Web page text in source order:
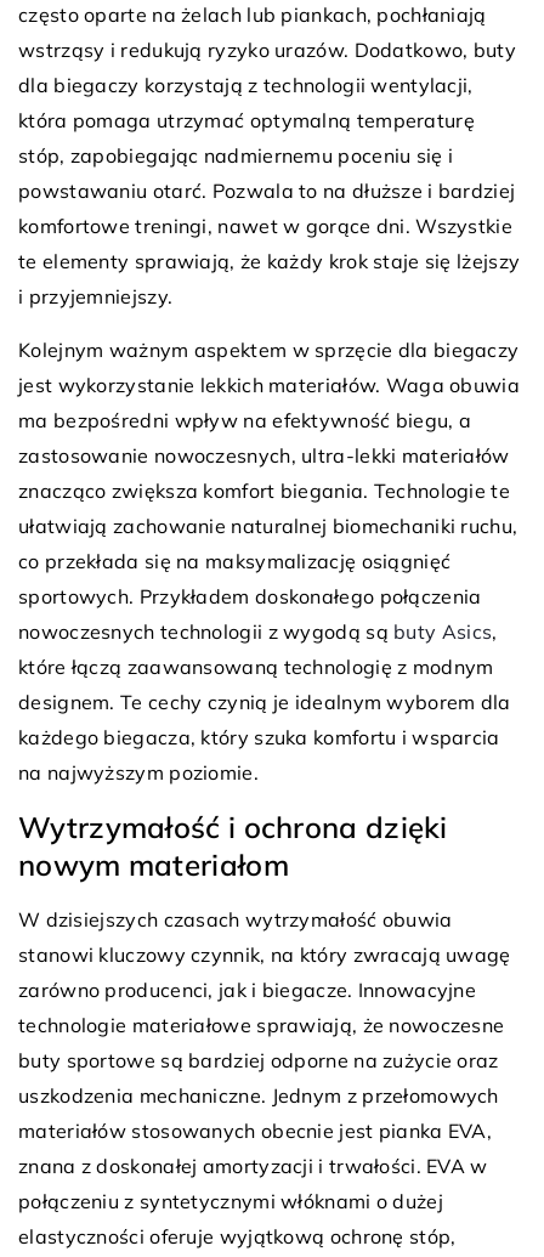
często oparte na żelach lub piankach, pochłaniają
wstrząsy i redukują ryzyko urazów. Dodatkowo, buty
dla biegaczy korzystają z technologii wentylacji,
która pomaga utrzymać optymalną temperaturę
stóp, zapobiegając nadmiernemu poceniu się i
powstawaniu otarć. Pozwala to na dłuższe i bardziej
komfortowe treningi, nawet w gorące dni. Wszystkie
te elementy sprawiają, że każdy krok staje się lżejszy
i przyjemniejszy.
Kolejnym ważnym aspektem w sprzęcie dla biegaczy
jest wykorzystanie lekkich materiałów. Waga obuwia
ma bezpośredni wpływ na efektywność biegu, a
zastosowanie nowoczesnych, ultra-lekki materiałów
znacząco zwiększa komfort biegania. Technologie te
ułatwiają zachowanie naturalnej biomechaniki ruchu,
co przekłada się na maksymalizację osiągnięć
sportowych. Przykładem doskonałego połączenia
nowoczesnych technologii z wygodą są buty Asics,
które łączą zaawansowaną technologię z modnym
designem. Te cechy czynią je idealnym wyborem dla
każdego biegacza, który szuka komfortu i wsparcia
na najwyższym poziomie.
Wytrzymałość i ochrona dzięki
nowym materiałom
W dzisiejszych czasach wytrzymałość obuwia
stanowi kluczowy czynnik, na który zwracają uwagę
zarówno producenci, jak i biegacze. Innowacyjne
technologie materiałowe sprawiają, że nowoczesne
buty sportowe są bardziej odporne na zużycie oraz
uszkodzenia mechaniczne. Jednym z przełomowych
materiałów stosowanych obecnie jest pianka EVA,
znana z doskonałej amortyzacji i trwałości. EVA w
połączeniu z syntetycznymi włóknami o dużej
elastyczności oferuje wyjątkową ochronę stóp,